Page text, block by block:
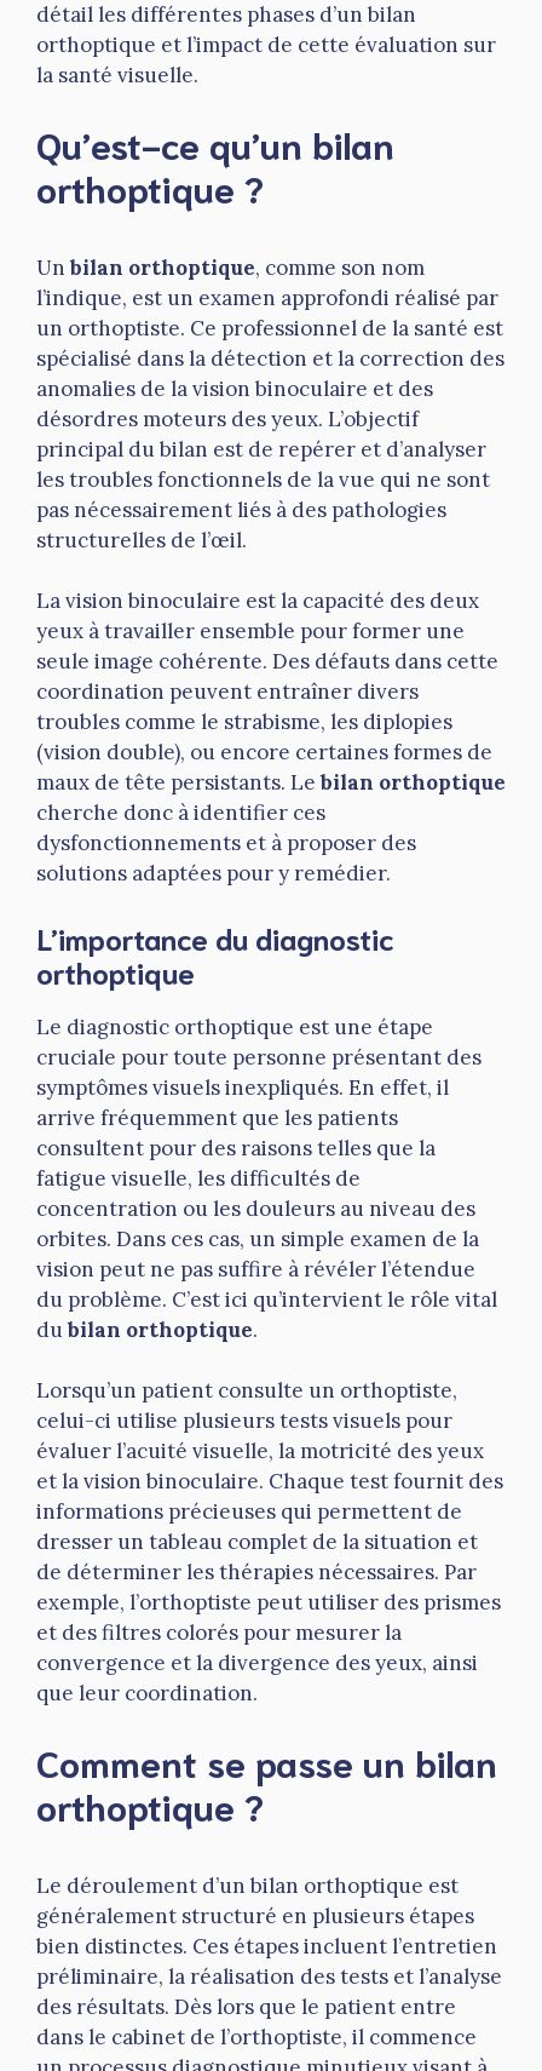
détail les différentes phases d’un bilan
orthoptique et l’impact de cette évaluation sur
la santé visuelle.
Qu’est-ce qu’un bilan
orthoptique ?
Unbilan orthoptique, comme son nom
l’indique, est un examen approfondi réalisé par
un orthoptiste. Ce professionnel de la santé est
spécialisé dans la détection et la correction des
anomalies de la vision binoculaire et des
désordres moteurs des yeux. L’objectif
principal du bilan est de repérer et d’analyser
les troubles fonctionnels de la vue qui ne sont
pas nécessairement liés à des pathologies
structurelles de l’œil.
La vision binoculaire est la capacité des deux
yeux à travailler ensemble pour former une
seule image cohérente. Des défauts dans cette
coordination peuvent entraîner divers
troubles comme le strabisme, les diplopies
(vision double), ou encore certaines formes de
maux de tête persistants. Lebilan orthoptique
cherche donc à identifier ces
dysfonctionnements et à proposer des
solutions adaptées pour y remédier.
L’importance du diagnostic
orthoptique
Le diagnostic orthoptique est une étape
cruciale pour toute personne présentant des
symptômes visuels inexpliqués. En effet, il
arrive fréquemment que les patients
consultent pour des raisons telles que la
fatigue visuelle, les difficultés de
concentration ou les douleurs au niveau des
orbites. Dans ces cas, un simple examen de la
vision peut ne pas suffire à révéler l’étendue
du problème. C’est ici qu’intervient le rôle vital
dubilan orthoptique.
Lorsqu’un patient consulte un orthoptiste,
celui-ci utilise plusieurs tests visuels pour
évaluer l’acuité visuelle, la motricité des yeux
et la vision binoculaire. Chaque test fournit des
informations précieuses qui permettent de
dresser un tableau complet de la situation et
de déterminer les thérapies nécessaires. Par
exemple, l’orthoptiste peut utiliser des prismes
et des filtres colorés pour mesurer la
convergence et la divergence des yeux, ainsi
que leur coordination.
Comment se passe un bilan
orthoptique ?
Le déroulement d’un bilan orthoptique est
généralement structuré en plusieurs étapes
bien distinctes. Ces étapes incluent l’entretien
préliminaire, la réalisation des tests et l’analyse
des résultats. Dès lors que le patient entre
dans le cabinet de l’orthoptiste, il commence